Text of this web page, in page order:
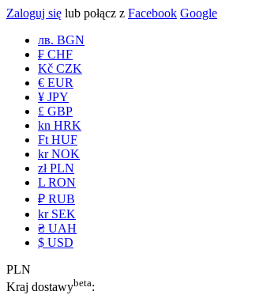
Zaloguj się lub połącz z Facebook Google
лв. BGN
₣ CHF
Kč CZK
€ EUR
¥ JPY
£ GBP
kn HRK
Ft HUF
kr NOK
zł PLN
L RON
₽ RUB
kr SEK
₴ UAH
$ USD
PLN
Kraj dostawybeta: